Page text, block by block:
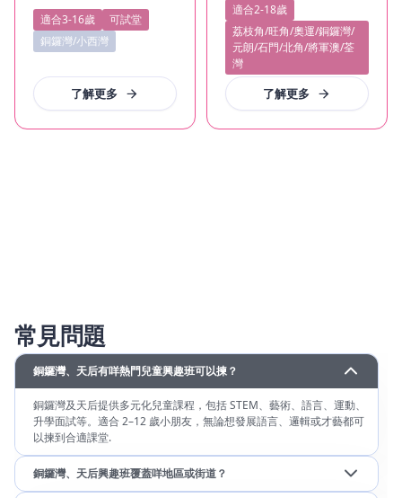
適合3-16歲
可試堂
銅鑼灣/小西灣
了解更多
適合2-18歲
荔枝角/旺角/奧運/銅鑼灣/
元朗/石門/北角/將軍澳/荃
灣
了解更多
常見問題
銅鑼灣、天后有咩熱門兒童興趣班可以揀？
銅鑼灣及天后提供多元化兒童課程，包括 STEM、藝術、語言、運動、
升學面試等。適合 2–12 歲小朋友，無論想發展語言、邏輯或才藝都可
以揀到合適課堂.
銅鑼灣、天后興趣班覆蓋咩地區或街道？